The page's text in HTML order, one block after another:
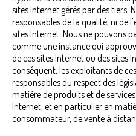
sites Internet gérés par des tiers.
responsables de la qualité, ni de
sites Internet. Nous ne pouvons
comme une instance qui
de ces sites Internet ou des sites
conséquent, les exploitants de
responsables du respect des
matière de produits et de
Internet, et en particulier en
consommateur, de vente à